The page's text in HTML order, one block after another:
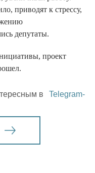
приводят к стрессу,
депутаты.
проект
в
Telegram-